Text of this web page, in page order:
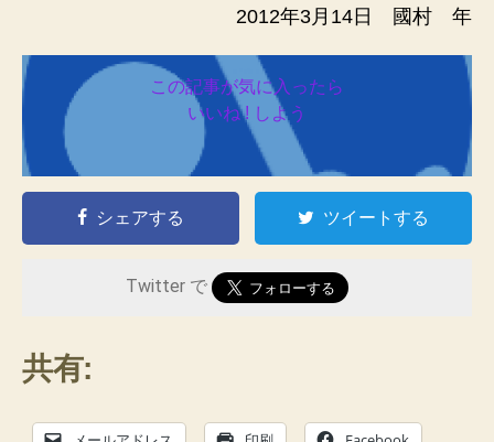
2012年3月14日 國村 年
この記事が気に入ったら
いいね ! しよう
シェアする ツイートする
Twitter で
共有: